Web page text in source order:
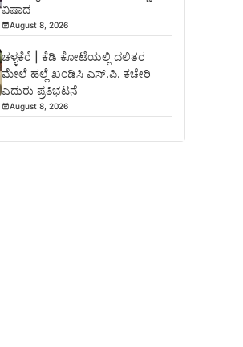
ವಿಷಾದ
August 8, 2026
ಚಳ್ಳಕೆರೆ | ಕೆಡಿ ಕೋಟೆಯಲ್ಲಿ ದಲಿತರ
ಮೇಲೆ ಹಲ್ಲೆ ಖಂಡಿಸಿ ಎಸ್.ಪಿ. ಕಚೇರಿ
ಎದುರು ಪ್ರತಿಭಟನೆ
August 8, 2026